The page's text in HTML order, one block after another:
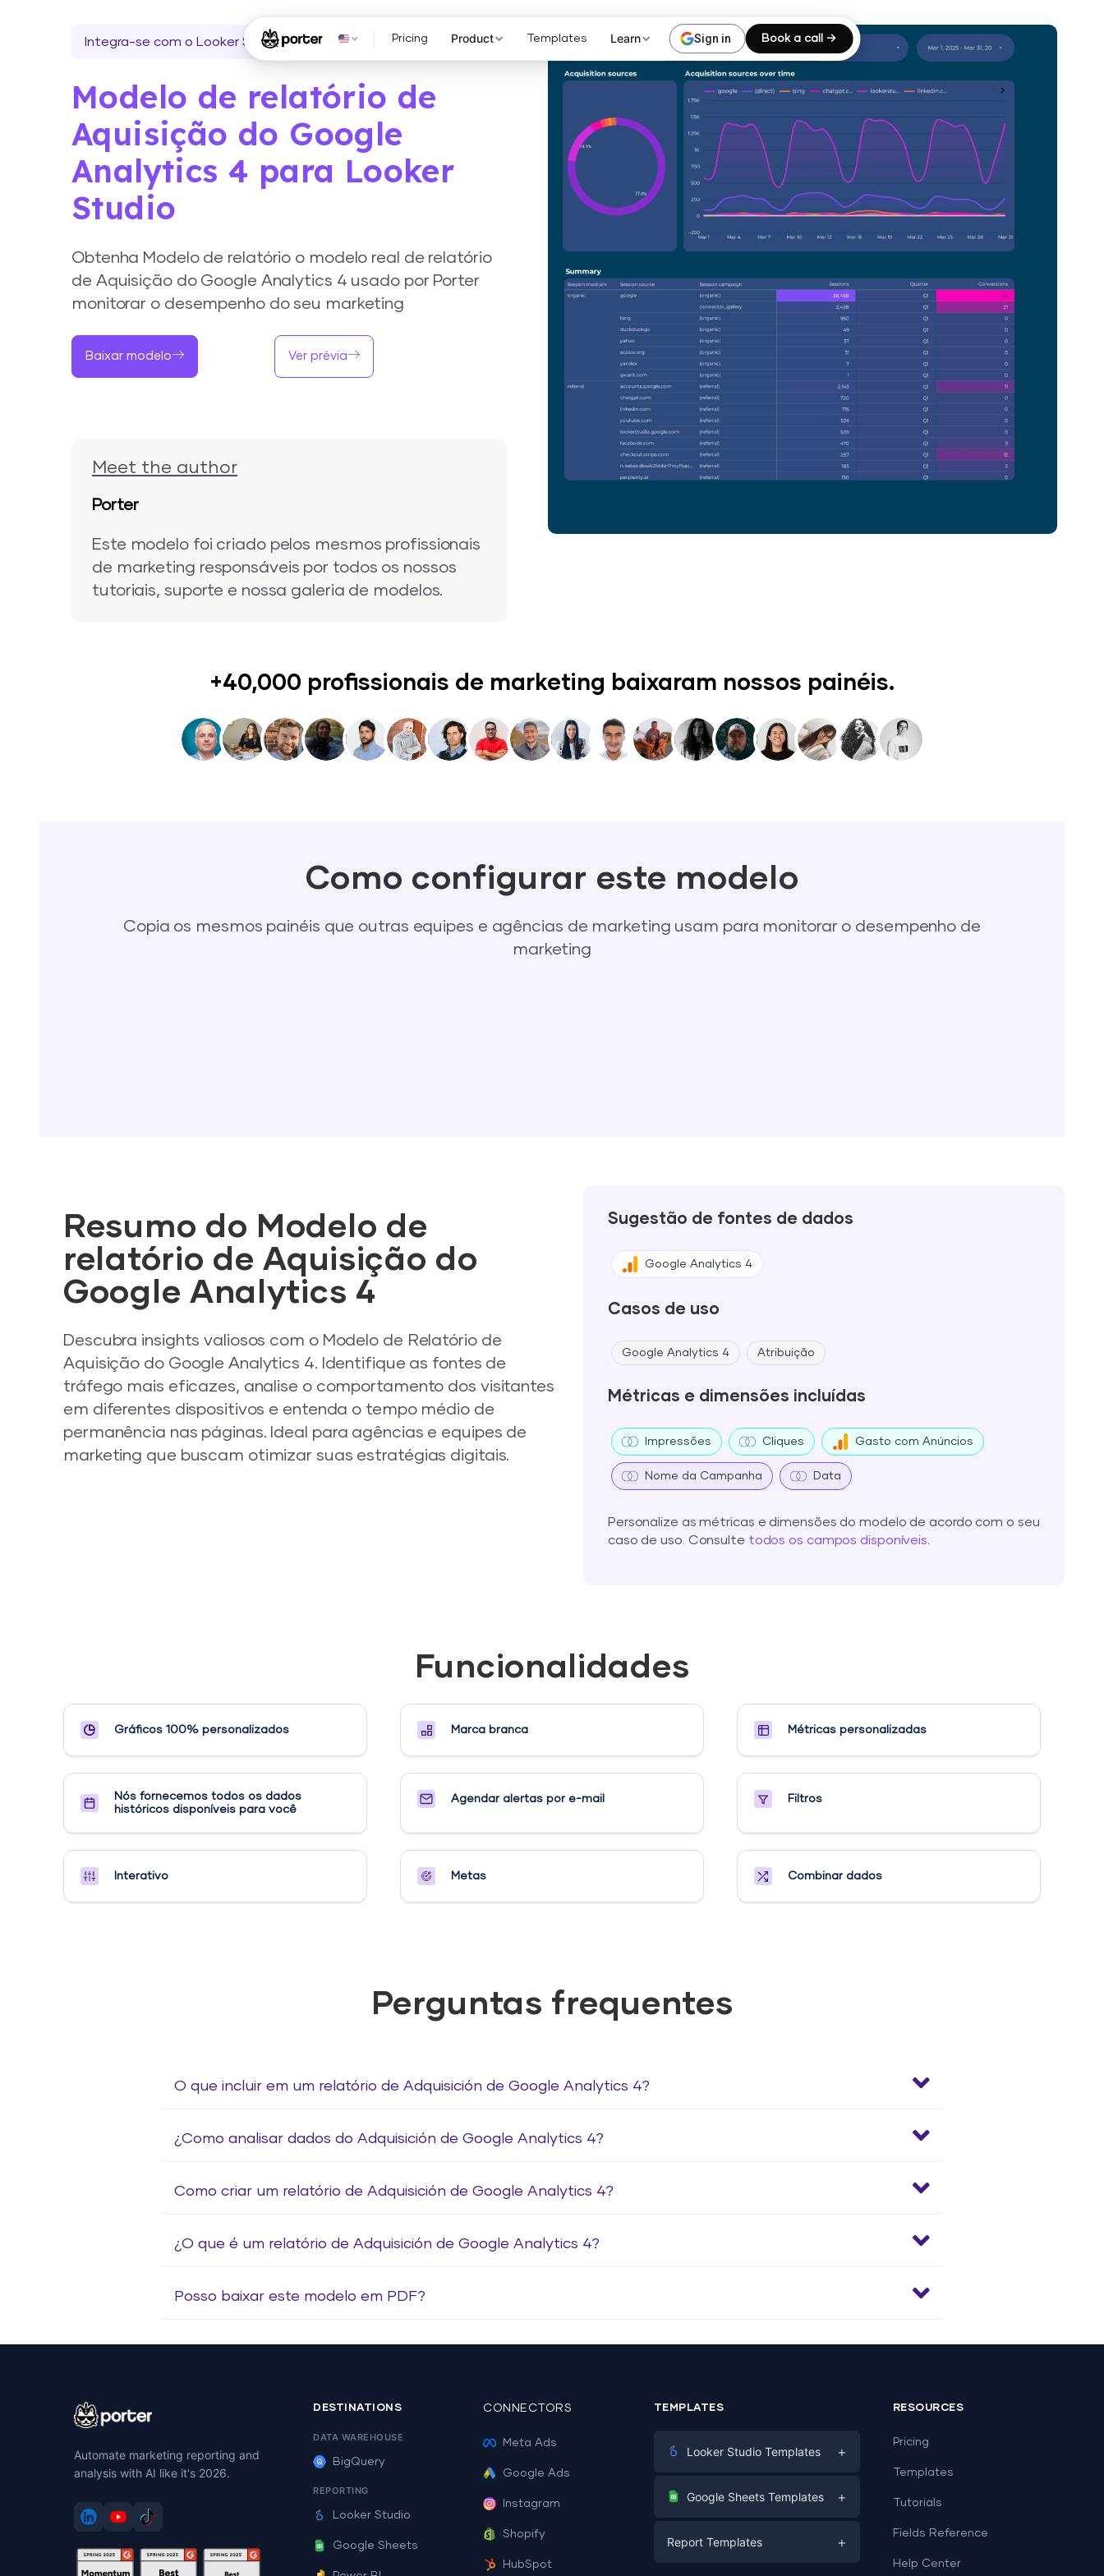
Pricing Product Templates Learn Sign in Book a call →
Integra-se com o Looker Studio
Modelo de relatório de
Aquisição do Google
Analytics 4 para Looker
Studio
Obtenha Modelo de relatório o modelo real de relatório
de Aquisição do Google Analytics 4 usado por Porter
monitorar o desempenho do seu marketing
Baixar modelo Ver prévia
Meet the author
Porter
Este modelo foi criado pelos mesmos profissionais
de marketing responsáveis por todos os nossos
tutoriais, suporte e nossa galeria de modelos.
+40,000 profissionais de marketing baixaram nossos painéis.
Como configurar este modelo
Copia os mesmos painéis que outras equipes e agências de marketing usam para monitorar o desempenho de
marketing
Resumo do Modelo de
relatório de Aquisição do
Google Analytics 4
Descubra insights valiosos com o Modelo de Relatório de
Aquisição do Google Analytics 4. Identifique as fontes de
tráfego mais eficazes, analise o comportamento dos visitantes
em diferentes dispositivos e entenda o tempo médio de
permanência nas páginas. Ideal para agências e equipes de
marketing que buscam otimizar suas estratégias digitais.
Sugestão de fontes de dados
Google Analytics 4
Casos de uso
Google Analytics 4 Atribuição
Métricas e dimensões incluídas
Impressões Cliques Gasto com Anúncios
Nome da Campanha Data
Personalize as métricas e dimensões do modelo de acordo com o seu
caso de uso. Consulte todos os campos disponíveis
Funcionalidades
Gráficos 100% personalizados Marca branca Métricas personalizadas​
Nós fornecemos todos os dados
históricos disponíveis para você
Agendar alertas por e-mail Filtros
Interativo Metas​ Combinar dados
Perguntas frequentes
O que incluir em um relatório de Adquisición de Google Analytics 4?
¿Como analisar dados do Adquisición de Google Analytics 4?
Como criar um relatório de Adquisición de Google Analytics 4?
¿O que é um relatório de Adquisición de Google Analytics 4?
Posso baixar este modelo em PDF?
Automate marketing reporting and
analysis with AI like it's 2026.
DESTINATIONS
DATA WAREHOUSE
BigQuery
REPORTING
Looker Studio
Google Sheets
CONNECTORS
Meta Ads
Google Ads
Instagram
Shopify
HubSpot
TEMPLATES
Looker Studio Templates +
Digital Marketing
PPC
Google Sheets Templates +
Report Templates +
RESOURCES
Pricing
Templates
Tutorials
Fields Reference
Help Center